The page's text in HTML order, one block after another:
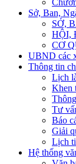
Sở, Ban,
SỞ,
HỘI,
CƠ
UBND các
Thông tin
Lịch
Khen
Tư
Báo
Giải
Lịch
Hệ thống